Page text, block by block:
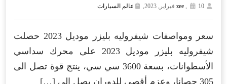
zee , 10 فبراير, 2023, عالم السيارات
سعر ومواصفات شيفروليه بليزر موديل 2023 حصلت
شيفروليه بليزر موديل 2023 على محرك سداسي
الأسطوانات، بسعة 3600 سي سي، ينتج قوة تصل الى
305 حصانا، وعزم أقصى للدوران يصل الى […]